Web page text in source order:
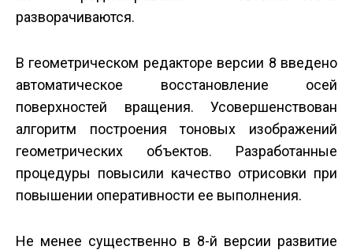
разворачиваются.
В геометрическом редакторе версии 8 введено
автоматическое восстановление осей
поверхностей вращения. Усовершенствован
алгоритм построения тоновых изображений
геометрических объектов. Разработанные
процедуры повысили качество отрисовки при
повышении оперативности ее выполнения.
Не менее существенно в 8-й версии развитие